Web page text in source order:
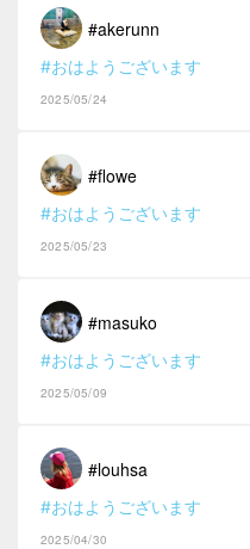
#akerunn
#おはようございます
2025/05/24
#flowe
#おはようございます
2025/05/23
#masuko
#おはようございます
2025/05/09
#louhsa
#おはようございます
2025/04/30